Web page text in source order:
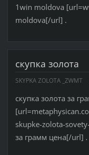
1win moldova
moldova[/url] .
скупка золота
SKYPKA ZOLOTA _ZWMT
скупка золота за
skupke-zolota-
за грамм цена[/url] .